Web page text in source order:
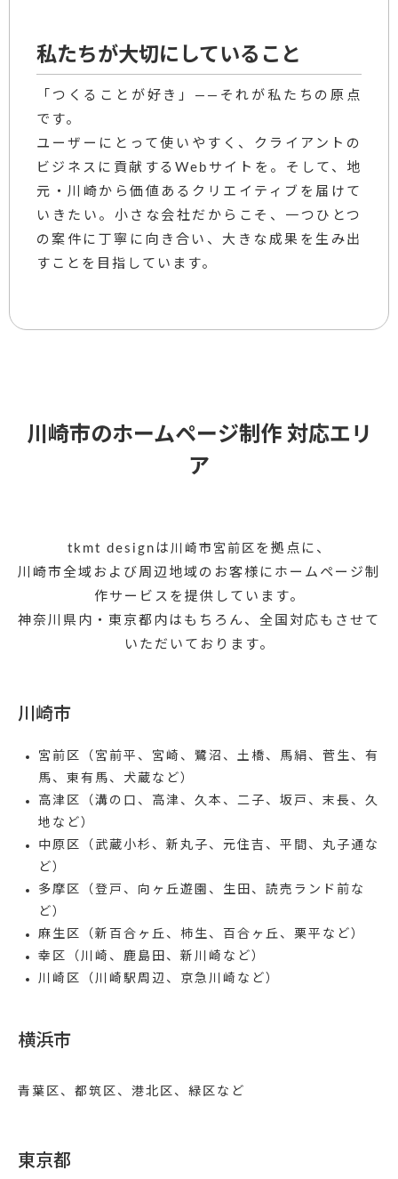
私たちが大切にしていること
「つくることが好き」——それが私たちの原点
です。
ユーザーにとって使いやすく、クライアントの
ビジネスに貢献するWebサイトを。そして、地
元・川崎から価値あるクリエイティブを届けて
いきたい。小さな会社だからこそ、一つひとつ
の案件に丁寧に向き合い、大きな成果を生み出
すことを目指しています。
川崎市のホームページ制作 対応エリ
ア
tkmt designは 川崎市宮前区 を拠点に、
川崎市全域および周辺地域のお客様にホームページ制
作サービスを提供しています。
神奈川県内・東京都内はもちろん、全国対応もさせて
いただいております。
川崎市
宮前区
（宮前平、宮崎、鷺沼、土橋、馬絹、菅生、有
馬、東有馬、犬蔵など）
高津区
（溝の口、高津、久本、二子、坂戸、末長、久
地など）
中原区
（武蔵小杉、新丸子、元住吉、平間、丸子通な
ど）
多摩区
（登戸、向ヶ丘遊園、生田、読売ランド前な
ど）
麻生区
（新百合ヶ丘、柿生、百合ヶ丘、栗平など）
幸区
（川崎、鹿島田、新川崎など）
川崎区
（川崎駅周辺、京急川崎など）
横浜市
青葉区、都筑区、港北区、緑区など
東京都